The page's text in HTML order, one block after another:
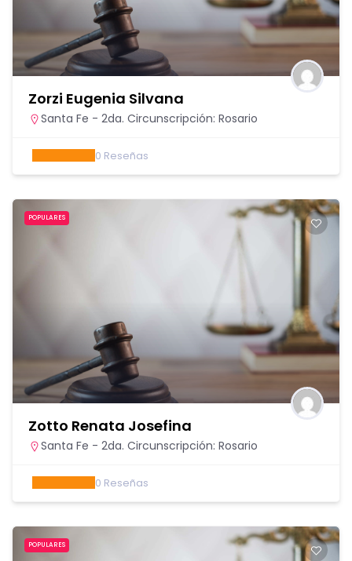
Zorzi Eugenia Silvana
Santa Fe - 2da. Circunscripción: Rosario
0 Reseñas
POPULARES
Zotto Renata Josefina
Santa Fe - 2da. Circunscripción: Rosario
0 Reseñas
POPULARES